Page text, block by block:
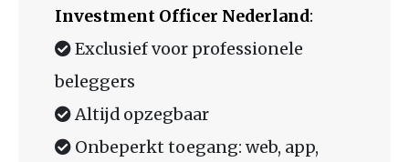
Investment Officer Nederland:
Exclusief voor professionele
beleggers
Altijd opzegbaar
Onbeperkt toegang: web, app,